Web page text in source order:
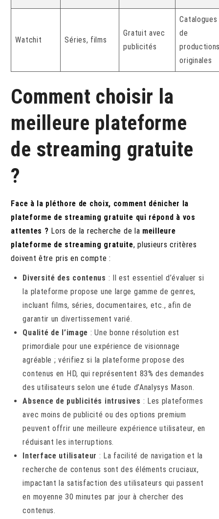
Watchit Séries, films
Gratuit avec
publicités
Catalogues
de
originales
Comment choisir la
meilleure plateforme
de streaming gratuite
?
Face à la pléthore de choix, comment dénicher la
plateforme de streaming gratuite qui répond à vos
attentes ? Lors de la recherche de la meilleure
plateforme de streaming gratuite, plusieurs critères
doivent être pris en compte :
Diversité des contenus : Il est essentiel d’évaluer si
la plateforme propose une large gamme de genres,
incluant films, séries, documentaires, etc., afin de
garantir un divertissement varié.
Qualité de l’image : Une bonne résolution est
primordiale pour une expérience de visionnage
agréable ; vérifiez si la plateforme propose des
contenus en HD, qui représentent 83% des demandes
des utilisateurs selon une étude d’Analysys Mason.
Absence de publicités intrusives : Les plateformes
avec moins de publicité ou des options premium
peuvent offrir une meilleure expérience utilisateur, en
réduisant les interruptions.
Interface utilisateur : La facilité de navigation et la
recherche de contenus sont des éléments cruciaux,
impactant la satisfaction des utilisateurs qui passent
en moyenne 30 minutes par jour à chercher des
contenus.